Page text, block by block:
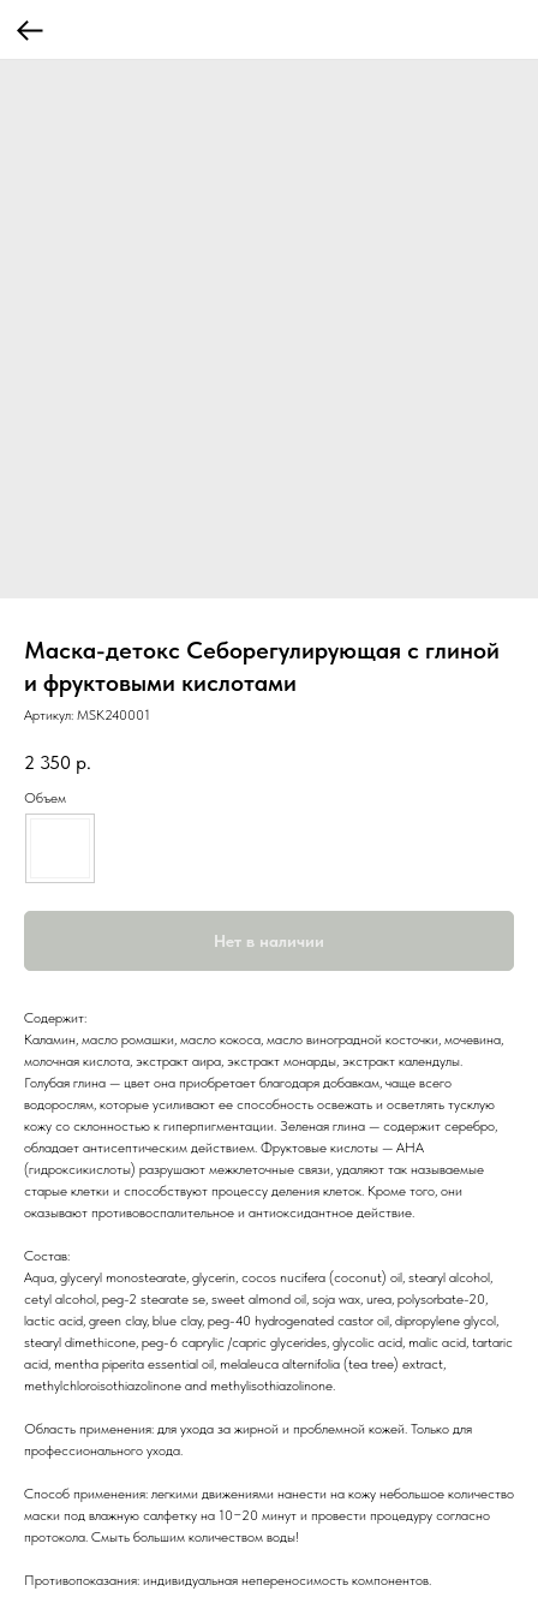
Маска-детокс Себорегулирующая с глиной
и фруктовыми кислотами
Артикул: MSK240001
2 350 р.
Объем
Нет в наличии
Содержит:
Каламин, масло ромашки, масло кокоса, масло виноградной косточки, мочевина,
молочная кислота, экстракт аира, экстракт монарды, экстракт календулы.
Голубая глина — цвет она приобретает благодаря добавкам, чаще всего
водорослям, которые усиливают ее способность освежать и осветлять тусклую
кожу со склонностью к гиперпигментации. Зеленая глина — содержит серебро,
обладает антисептическим действием. Фруктовые кислоты — АНА
(гидроксикислоты) разрушают межклеточные связи, удаляют так называемые
старые клетки и способствуют процессу деления клеток. Кроме того, они
оказывают противовоспалительное и антиоксидантное действие.
Состав:
Aqua, glyceryl monostearate, glycerin, cocos nucifera (coconut) oil, stearyl alcohol,
cetyl alcohol, peg-2 stearate se, sweet almond oil, soja wax, urea, polysorbate-20,
lactic acid, green clay, blue clay, peg-40 hydrogenated castor oil, dipropylene glycol,
stearyl dimethicone, peg-6 caprylic /capric glycerides, glycolic acid, malic acid, tartaric
acid, mentha piperita essential oil, melaleuca alternifolia (tea tree) extract,
methylchloroisothiazolinone and methylisothiazolinone.
Область применения: для ухода за жирной и проблемной кожей. Только для
профессионального ухода.
Способ применения: легкими движениями нанести на кожу небольшое количество
маски под влажную салфетку на 10−20 минут и провести процедуру согласно
протокола. Смыть большим количеством воды!
Противопоказания: индивидуальная непереносимость компонентов.